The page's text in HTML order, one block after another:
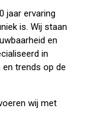
jaar ervaring
is. Wij staan
en
in
trends op de
wij met